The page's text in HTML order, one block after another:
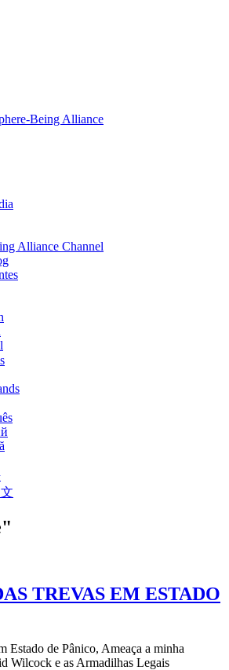
Alliance Channel
TREVAS EM ESTADO
Estado de Pânico, Ameaça a minha
Wilcock e as Armadilhas Legais